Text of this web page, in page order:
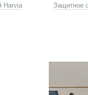
Harvia
Защитное